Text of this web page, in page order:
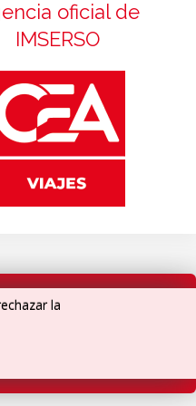
oficial de
IMSERSO
la